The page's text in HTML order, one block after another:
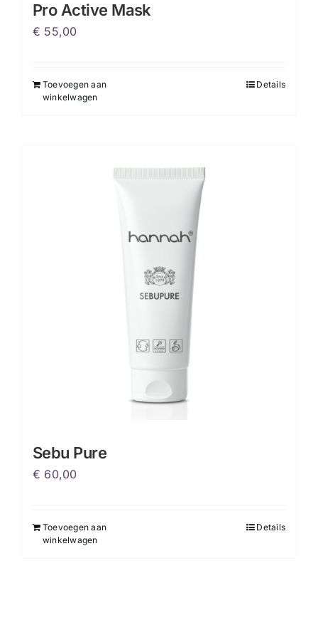
Pro Active Mask
€ 55,00
Toevoegen aan
winkelwagen
Details
Sebu Pure
€ 60,00
Toevoegen aan
winkelwagen
Details